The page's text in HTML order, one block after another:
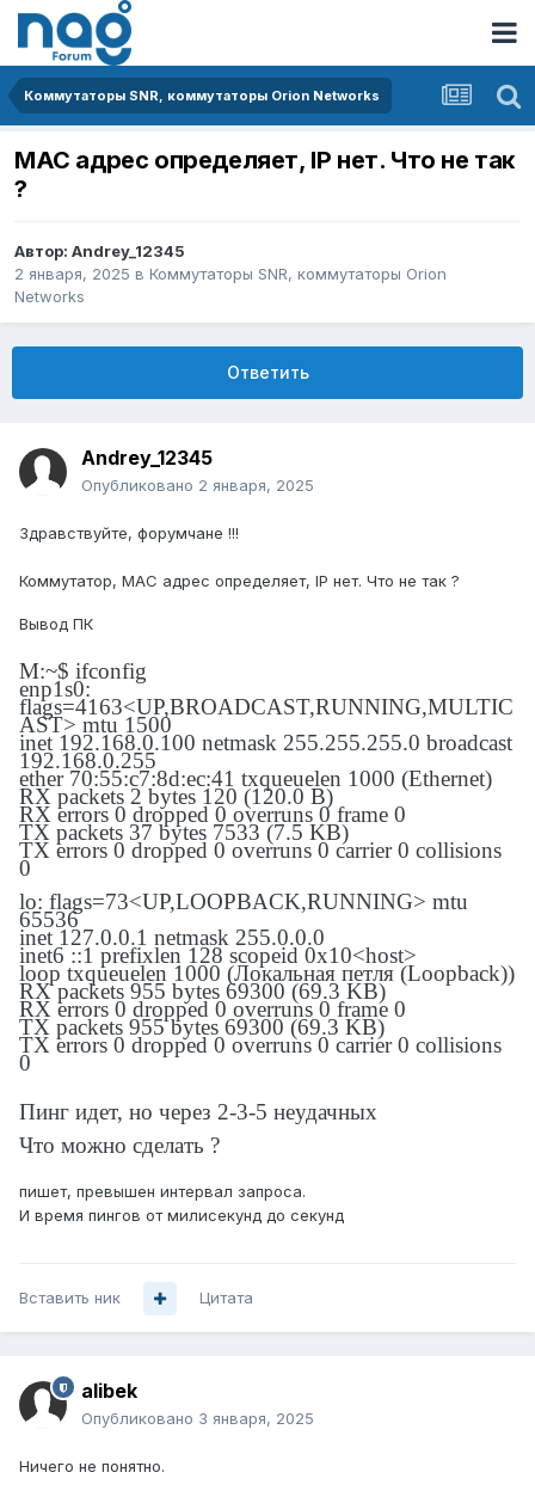
Коммутаторы SNR, коммутаторы Orion Networks
MAC адрес определяет, IP нет. Что не так
?
Автор: Andrey_12345
2 января, 2025 в Коммутаторы SNR, коммутаторы Orion
Networks
Ответить
Andrey_12345
Опубликовано 2 января, 2025
Здравствуйте, форумчане !!!
Коммутатор, MAC адрес определяет, IP нет. Что не так ?
Вывод ПК
M:~$ ifconfig
enp1s0:
flags=4163<UP,BROADCAST,RUNNING,MULTIC
AST> mtu 1500
inet 192.168.0.100 netmask 255.255.255.0 broadcast
192.168.0.255
ether 70:55:c7:8d:ec:41 txqueuelen 1000 (Ethernet)
RX packets 2 bytes 120 (120.0 B)
RX errors 0 dropped 0 overruns 0 frame 0
TX packets 37 bytes 7533 (7.5 KB)
TX errors 0 dropped 0 overruns 0 carrier 0 collisions
0
lo: flags=73<UP,LOOPBACK,RUNNING> mtu
65536
inet 127.0.0.1 netmask 255.0.0.0
inet6 ::1 prefixlen 128 scopeid 0x10<host>
loop txqueuelen 1000 (Локальная петля (Loopback))
RX packets 955 bytes 69300 (69.3 KB)
RX errors 0 dropped 0 overruns 0 frame 0
TX packets 955 bytes 69300 (69.3 KB)
TX errors 0 dropped 0 overruns 0 carrier 0 collisions
0
Пинг идет, но через 2-3-5 неудачных
Что можно сделать ?
пишет, превышен интервал запроса.
И время пингов от милисекунд до секунд
Вставить ник Цитата
alibek
Опубликовано 3 января, 2025
Ничего не понятно.